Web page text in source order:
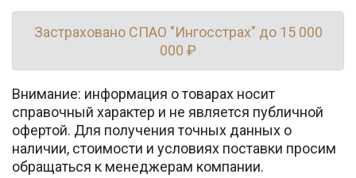
Застраховано СПАО "Ингосстрах" до 15 000
000 ₽
Внимание: информация о товарах носит
справочный характер и не является публичной
офертой. Для получения точных данных о
наличии, стоимости и условиях поставки просим
обращаться к менеджерам компании.